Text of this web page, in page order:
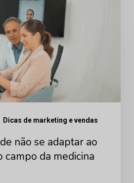
Dicas de marketing e vendas
não se adaptar ao
campo da medicina